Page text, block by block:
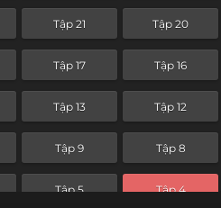
Tập 21 Tập 20
Tập 17 Tập 16
Tập 13 Tập 12
Tập 9 Tập 8
Tập 5 Tập 4